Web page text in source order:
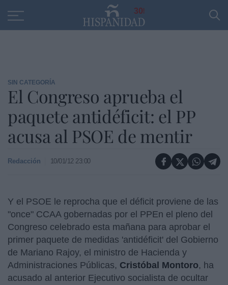
30
SIN CATEGORÍA
El Congreso aprueba el
paquete antidéficit: el PP
acusa al PSOE de mentir
Redacción 10/01/12 23:00
Y el PSOE le reprocha que el déficit proviene de las
"once" CCAA gobernadas por el PPEn el pleno del
Congreso celebrado esta mañana para aprobar el
primer paquete de medidas 'antidéficit' del Gobierno
de Mariano Rajoy, el ministro de Hacienda y
Administraciones Públicas, Cristóbal Montoro, ha
acusado al anterior Ejecutivo socialista de ocultar